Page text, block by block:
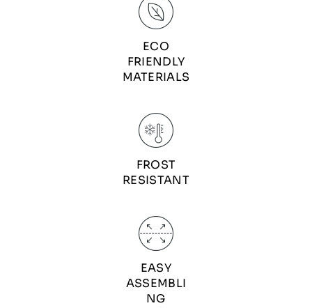
ECO
FRIENDLY
MATERIALS
FROST
RESISTANT
EASY
ASSEMBLI
NG